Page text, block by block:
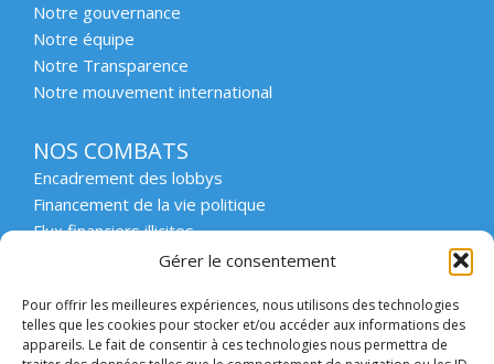
Gérer le consentement
Pour offrir les meilleures expériences, nous utilisons des technologies
telles que les cookies pour stocker et/ou accéder aux informations des
appareils. Le fait de consentir à ces technologies nous permettra de
Notre gouvernance
Notre équipe
Notre Transparence
Notre mouvement international
NOS COMBATS
Encadrement des lobbys
Financement de la vie politique
Flux financiers illicites
Intégrité et transparence du secteur privé
Protection des lanceurs d’alerte
Affaires emblématiques